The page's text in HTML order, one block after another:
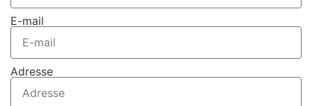
E-mail
Adresse